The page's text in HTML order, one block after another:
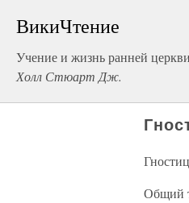
ВикиЧтение
Учение и жизнь ранней церкви
Холл Стюарт Дж.
Общий